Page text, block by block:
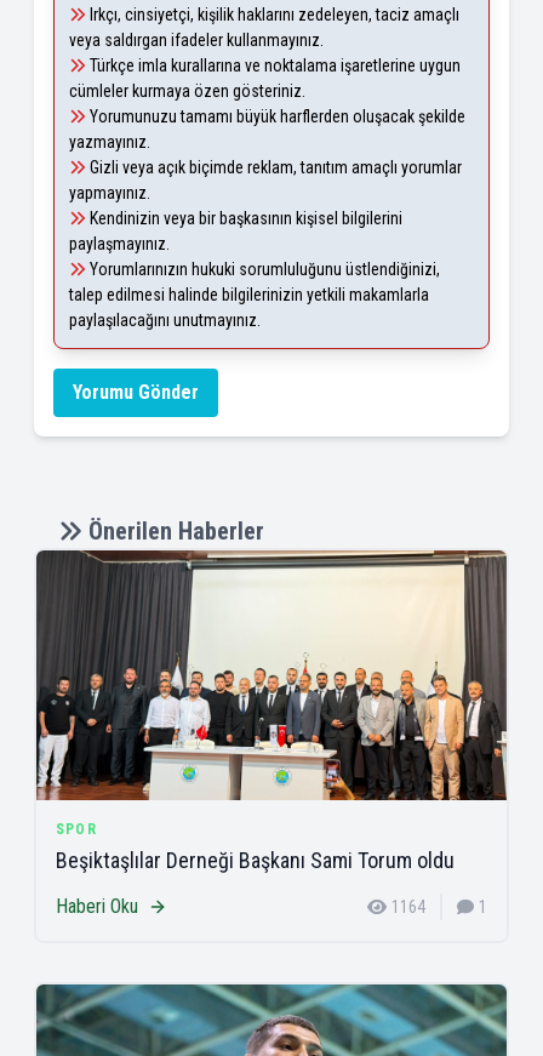
Irkçı, cinsiyetçi, kişilik haklarını zedeleyen, taciz amaçlı
veya saldırgan ifadeler kullanmayınız.
Türkçe imla kurallarına ve noktalama işaretlerine uygun
cümleler kurmaya özen gösteriniz.
Yorumunuzu tamamı büyük harflerden oluşacak şekilde
yazmayınız.
Gizli veya açık biçimde reklam, tanıtım amaçlı yorumlar
yapmayınız.
Kendinizin veya bir başkasının kişisel bilgilerini
paylaşmayınız.
Yorumlarınızın hukuki sorumluluğunu üstlendiğinizi,
talep edilmesi halinde bilgilerinizin yetkili makamlarla
paylaşılacağını unutmayınız.
Yorumu Gönder
Önerilen Haberler
SPOR
Beşiktaşlılar Derneği Başkanı Sami Torum oldu
Haberi Oku 1164 1